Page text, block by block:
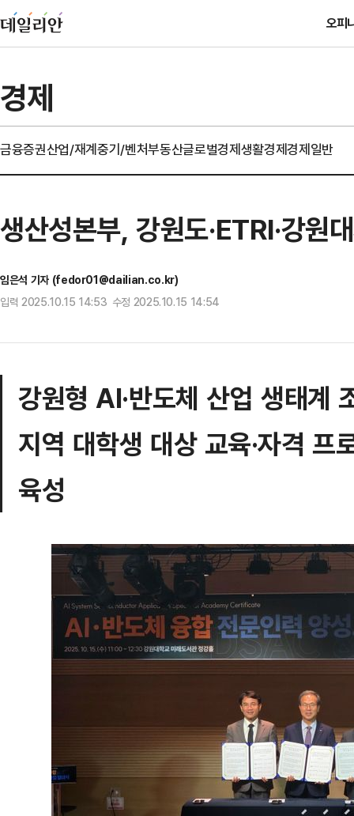
오피
경제
금융증권산업/재계중기/벤처부동산글로벌경제생활경제경제일반
생산성본부, 강원도·ETRI·강원
임은석 기자 (fedor01@dailian.co.kr)
입력 2025.10.15 14:53 수정 2025.10.15 14:54
강원형 AI·반도체 산업 생태계
지역 대학생 대상 교육·자격
육성